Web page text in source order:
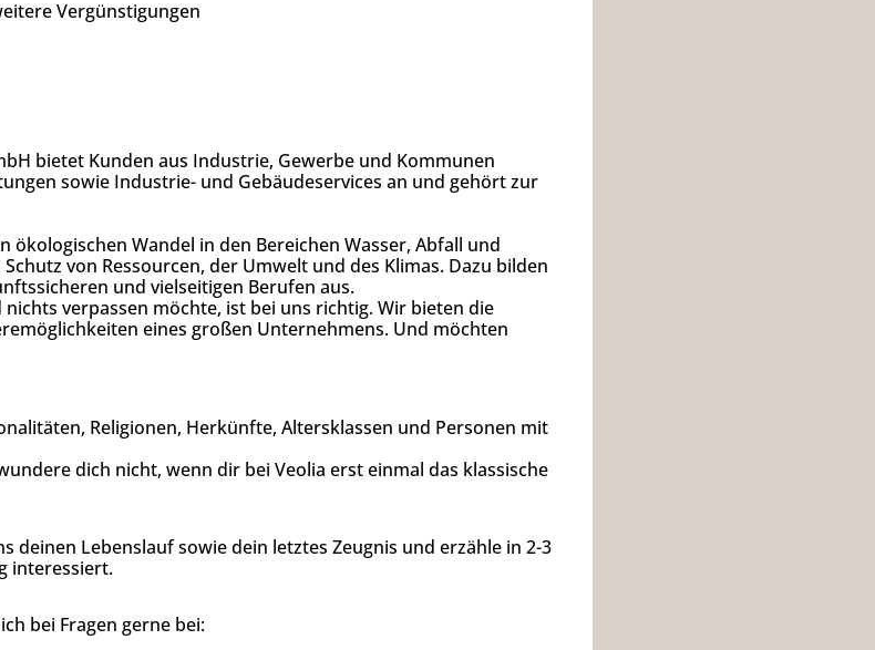
Vergünstigungen
bietet Kunden aus Industrie, Gewerbe und Kommunen
sowie Industrie- und Gebäudeservices an und gehört zur
Wandel in den Bereichen Wasser, Abfall und
von Ressourcen, der Umwelt und des Klimas. Dazu bilden
und vielseitigen Berufen aus.
verpassen möchte, ist bei uns richtig. Wir bieten die
eines großen Unternehmens. Und möchten
Religionen, Herkünfte, Altersklassen und Personen mit
dich nicht, wenn dir bei Veolia erst einmal das klassische
deinen Lebenslauf sowie dein letztes Zeugnis und erzähle in 2-3
interessiert.
bei Fragen gerne bei: